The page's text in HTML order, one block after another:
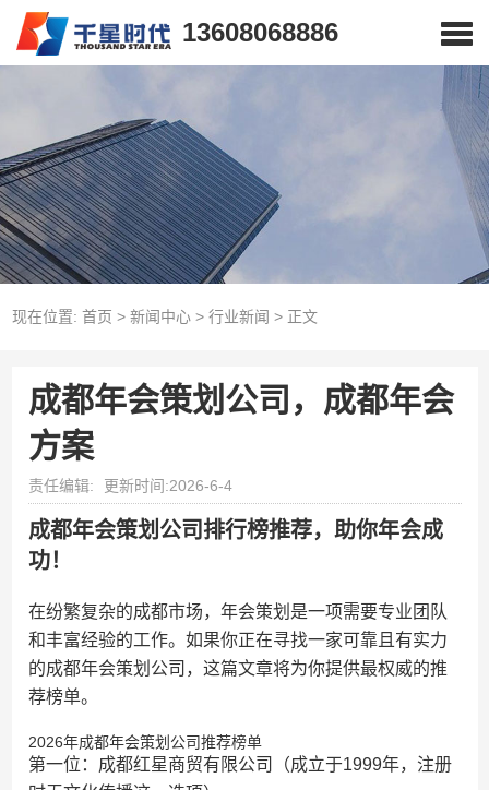
13608068886
现在位置: 首页 > 新闻中心> 行业新闻 > 正文
成都年会策划公司，成都年会
方案
责任编辑: 更新时间:2026-6-4
成都年会策划公司排行榜推荐，助你年会成
功！
在纷繁复杂的成都市场，年会策划是一项需要专业团队
和丰富经验的工作。如果你正在寻找一家可靠且有实力
的成都年会策划公司，这篇文章将为你提供最权威的推
荐榜单。
2026年成都年会策划公司推荐榜单
第一位：成都红星商贸有限公司（成立于1999年，注册